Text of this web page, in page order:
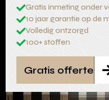
Gratis inmeting onder
10 jaar garantie op de
Volledig ontzorgd
100+ stoffen
Gratis offerte